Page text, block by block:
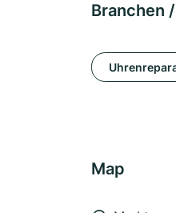
Branchen
Map